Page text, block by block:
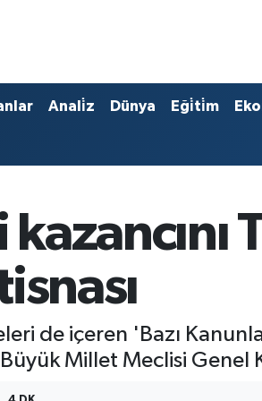
Anali̇z Dünya Eği̇ti̇m
de içeren 'Bazı
Millet Meclisi